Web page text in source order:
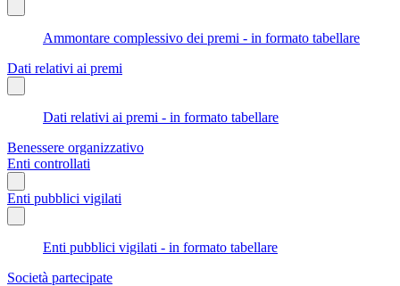
Ammontare complessivo dei premi - in formato tabellare
Dati relativi ai premi
Dati relativi ai premi - in formato tabellare
Benessere organizzativo
Enti controllati
Enti pubblici vigilati
Enti pubblici vigilati - in formato tabellare
Società partecipate